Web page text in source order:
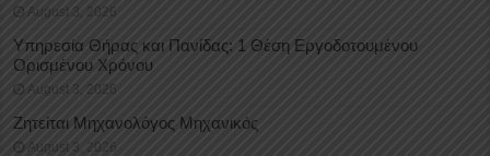
August 3, 2026
Υπηρεσία Θήρας και Πανίδας: 1 Θέση Eργοδοτουμένου
Oρισμένου Xρόνου
August 3, 2026
Ζητείται Μηχανολόγος Μηχανικός
August 3, 2026